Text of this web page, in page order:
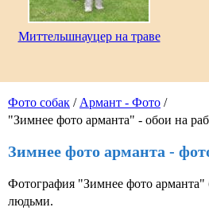
Фото собак / Армант - Фото /
"Зимнее фото арманта" - обои на
Зимнее фото арманта -
Фотография "Зимнее фото арманта"
людьми.
Миттельшнауцер на траве